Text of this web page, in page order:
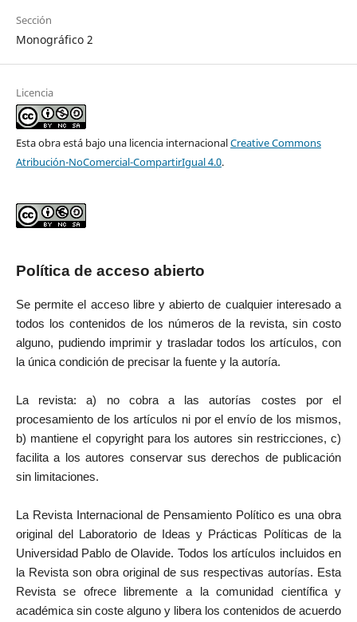
Sección
Monográfico 2
Licencia
Esta obra está bajo una licencia internacionalCreative Commons
Atribución-NoComercial-CompartirIgual 4.0.
Política de acceso abierto
Se permite el acceso libre y abierto de cualquier interesado a
todos los contenidos de los números de la revista, sin costo
alguno, pudiendo imprimir y trasladar todos los artículos, con
la única condición de precisar la fuente y la autoría.
La revista: a) no cobra a las autorías costes por el
procesamiento de los artículos ni por el envío de los mismos,
b) mantiene el copyright para los autores sin restricciones, c)
facilita a los autores conservar sus derechos de publicación
sin limitaciones.
La Revista Internacional de Pensamiento Político es una obra
original del Laboratorio de Ideas y Prácticas Políticas de la
Universidad Pablo de Olavide. Todos los artículos incluidos en
la Revista son obra original de sus respectivas autorías. Esta
Revista se ofrece libremente a la comunidad científica y
académica sin coste alguno y libera los contenidos de acuerdo